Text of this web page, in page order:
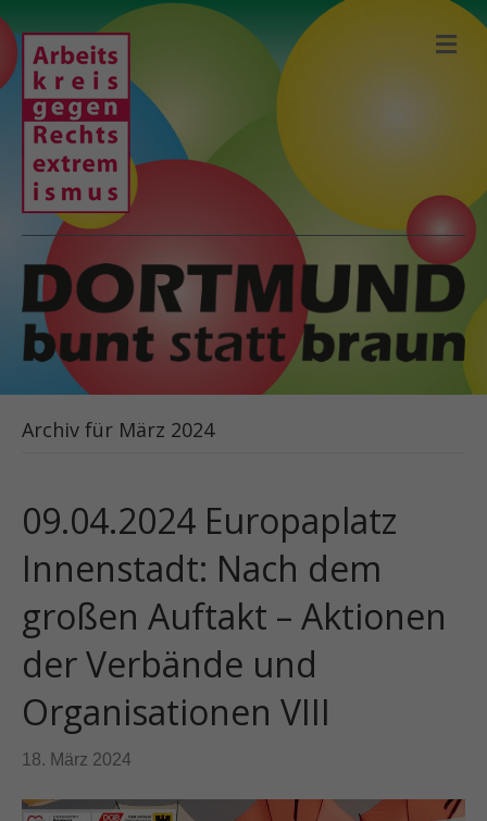
N
A
O
N
Archiv für März 2024
09.04.2024 Europaplatz
Innenstadt: Nach dem
großen Auftakt – Aktionen
der Verbände und
Organisationen VIII
18. März 2024